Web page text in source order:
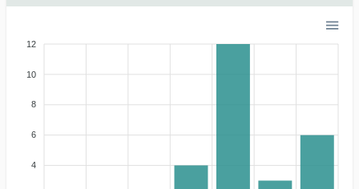
12
10
8
6
4